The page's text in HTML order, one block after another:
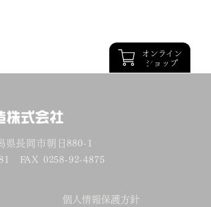
オンライン
ショップ
県長岡市朝日880-1
FAX 0258-92-4875
個人情報保護方針